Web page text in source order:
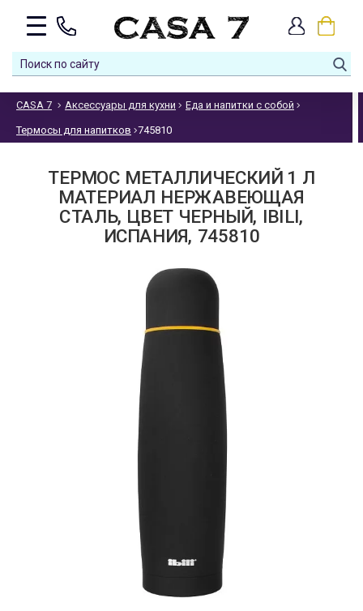
CASA 7 Аксессуары для кухни Еда и напитки с собой
Термосы для напитков 745810
ТЕРМОС МЕТАЛЛИЧЕСКИЙ 1 Л
МАТЕРИАЛ НЕРЖАВЕЮЩАЯ
СТАЛЬ, ЦВЕТ ЧЕРНЫЙ, IBILI,
ИСПАНИЯ, 745810